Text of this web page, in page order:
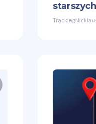
Tracking